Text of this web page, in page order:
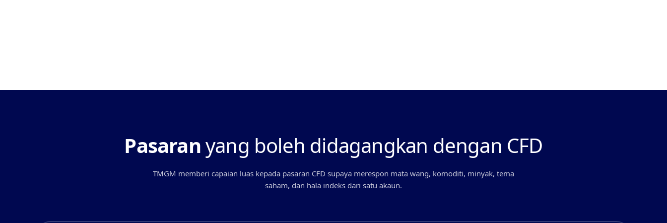
Pasaranyang boleh didagangkan dengan CFD
TMGM memberi capaian luas kepada pasaran CFD supaya merespon mata wang, komoditi, minyak, tema
saham, dan hala indeks dari satu akaun.